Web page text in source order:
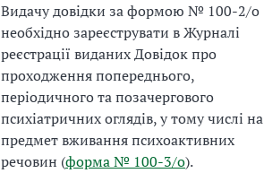
Видачу довідки за формою № 100-2/о
необхідно зареєструвати в Журналі
реєстрації виданих Довідок про
проходження попереднього,
періодичного та позачергового
психіатричних оглядів, у тому числі на
предмет вживання психоактивних
речовин (форма № 100-3/о).